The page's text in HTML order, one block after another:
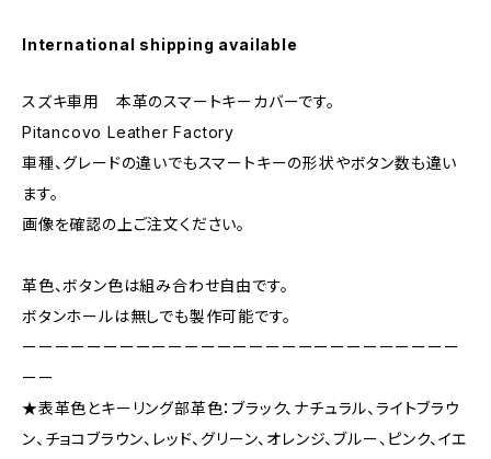
International shipping available
スズキ車用 本革のスマートキーカバーです。
Pitancovo Leather Factory
車種、グレードの違いでもスマートキーの形状やボタン数も違い
ます。
画像を確認の上ご注文ください。
革色、ボタン色は組み合わせ自由です。
ボタンホールは無しでも製作可能です。
ーーーーーーーーーーーーーーーーーーーーーーーーーーー
ーー
★表革色とキーリング部革色：ブラック、ナチュラル、ライトブラウ
ン、チョコブラウン、レッド、グリーン、オレンジ、ブルー、ピンク、イエ